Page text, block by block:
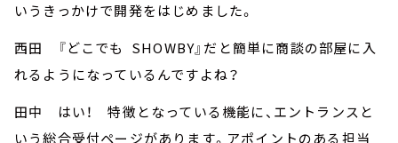
いうきっかけで開発をはじめました。
西田 『どこでも SHOWBY』だと簡単に商談の部屋に入
れるようになっているんですよね？
田中 はい！ 特徴となっている機能に、エントランスと
いう総合受付ページがあります。アポイントのある担当